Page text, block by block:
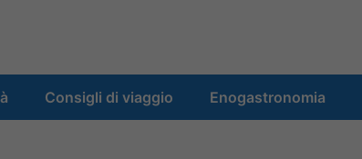
Consigli di viaggio Enogastronomia